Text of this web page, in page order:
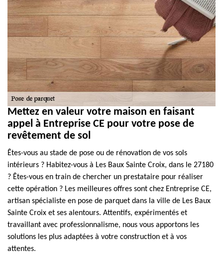
Mettez en valeur votre maison en faisant
appel à Entreprise CE pour votre pose de
revêtement de sol
Êtes-vous au stade de pose ou de rénovation de vos sols
intérieurs ? Habitez-vous à Les Baux Sainte Croix, dans le 27180
? Êtes-vous en train de chercher un prestataire pour réaliser
cette opération ? Les meilleures offres sont chez Entreprise CE,
artisan spécialiste en pose de parquet dans la ville de Les Baux
Sainte Croix et ses alentours. Attentifs, expérimentés et
travaillant avec professionnalisme, nous vous apportons les
solutions les plus adaptées à votre construction et à vos
attentes.